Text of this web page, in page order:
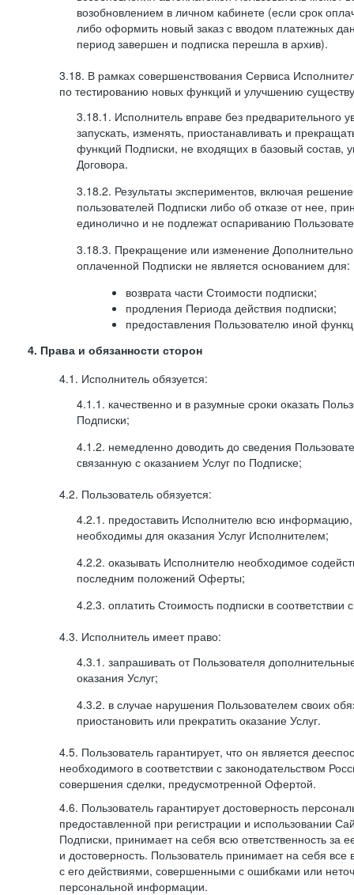
возобновлением в личном кабинете (если срок
либо оформить новый заказ с вводом платежных
период завершен и подписка перешла в архив).
3.18. В рамках совершенствования Сервиса
по тестированию новых функций и улучшению
3.18.1. Исполнитель вправе без предварительного
запускать, изменять, приостанавливать и
функций Подписки, не входящих в базовый состав,
Договора.
3.18.2. Результаты экспериментов, включая
пользователей Подписки либо об отказе от нее,
единолично и не подлежат оспариванию
3.18.3. Прекращение или изменение
оплаченной Подписки не является основанием для:
возврата части Стоимости подписки;
продления Периода действия подписки;
предоставления Пользователю иной
4. Права и обязанности сторон
4.1. Исполнитель обязуется:
4.1.1. качественно и в разумные сроки оказать
Подписки;
4.1.2. немедленно доводить до сведения
связанную с оказанием Услуг по Подписке;
4.2. Пользователь обязуется:
4.2.1. предоставить Исполнителю всю
необходимы для оказания Услуг Исполнителем;
4.2.2. оказывать Исполнителю необходимое
последним положений Оферты;
4.2.3. оплатить Стоимость подписки в
4.3. Исполнитель имеет право:
4.3.1. запрашивать от Пользователя
оказания Услуг;
4.3.2. в случае нарушения Пользователем своих
приостановить или прекратить оказание Услуг.
4.5. Пользователь гарантирует, что он является
необходимого в соответствии с законодательством
совершения сделки, предусмотренной Офертой.
4.6. Пользователь гарантирует достоверность
предоставленной при регистрации и использовании
Подписки, принимает на себя всю ответственность за
и достоверность. Пользователь принимает на себя
с его действиями, совершенными с ошибками или
персональной информации.